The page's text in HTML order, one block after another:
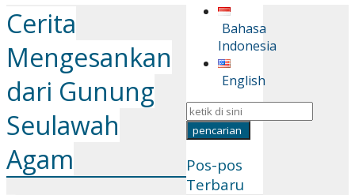
Bahasa
Indonesia
English
Pos-pos
Terbaru
Cerita
Mengesankan
dari Gunung
Seulawah
Agam